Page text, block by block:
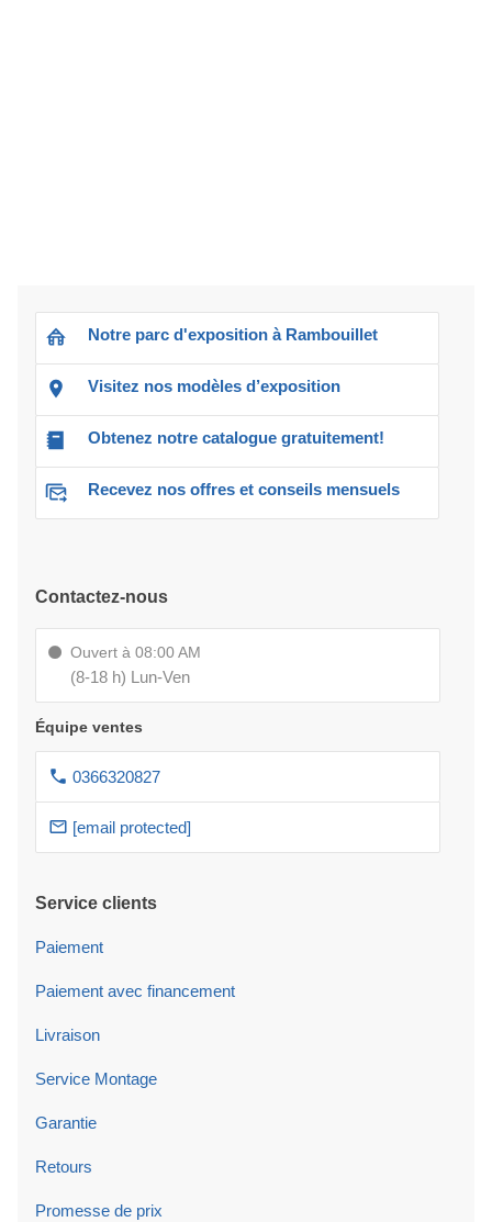
Notre parc d'exposition à Rambouillet
Visitez nos modèles d’exposition
Obtenez notre catalogue gratuitement!
Recevez nos offres et conseils mensuels
Contactez-nous
Ouvert à 08:00 AM
(8-18 h) Lun-Ven
Équipe ventes
0366320827
[email protected]
Service clients
Paiement
Paiement avec financement
Livraison
Service Montage
Garantie
Retours
Promesse de prix